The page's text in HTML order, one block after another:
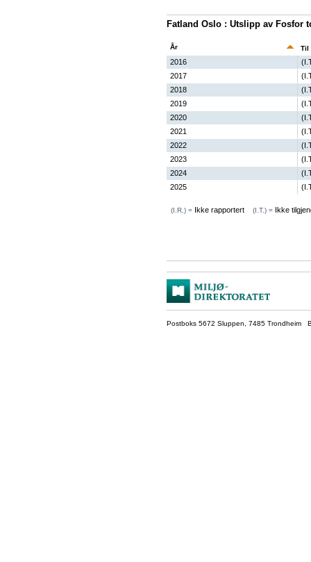
Fatland Oslo : Utslipp av Fosfor
År
2016
2017
2018
2019
2020
2021
2022
2023
2024
2025
(I.R.) = Ikke rapportert (I.T.) = Ikke
Postboks 5672 Sluppen, 7485 Trondheim